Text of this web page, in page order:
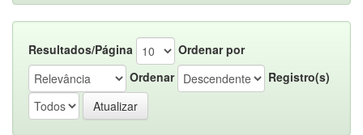
Resultados/Página
Ordenar por
Ordenar
Registro(s)